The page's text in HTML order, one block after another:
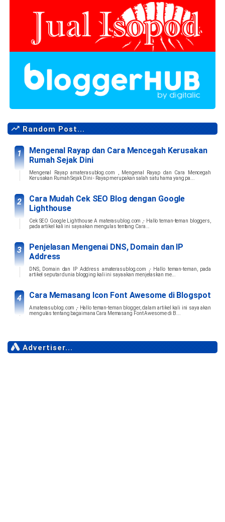
Random Post...
Mengenal Rayap dan Cara Mencegah Kerusakan
Rumah Sejak Dini
Mengenal Rayap amaterasublog.com , Mengenal Rayap dan Cara Mencegah
Kerusakan Rumah Sejak Dini - Rayap merupakan salah satu hama yang pa...
Cara Mudah Cek SEO Blog dengan Google
Lighthouse
Cek SEO Google Lighthouse A materasublog.com ,- Hallo teman-teman bloggers,
pada artikel kali ini saya akan mengulas tentang Cara...
Penjelasan Mengenai DNS, Domain dan IP
Address
DNS, Domain dan IP Address amaterasublog.com ,- Hallo teman-teman, pada
artikel seputar dunia blogging kali ini saya akan menjelaskan me...
Cara Memasang Icon Font Awesome di Blogspot
Amaterasublog.com ,- Hallo teman-teman blogger, dalam artikel kali ini saya akan
mengulas tentang bagaimana Cara Memasang Font Awesome di B...
Advertiser...